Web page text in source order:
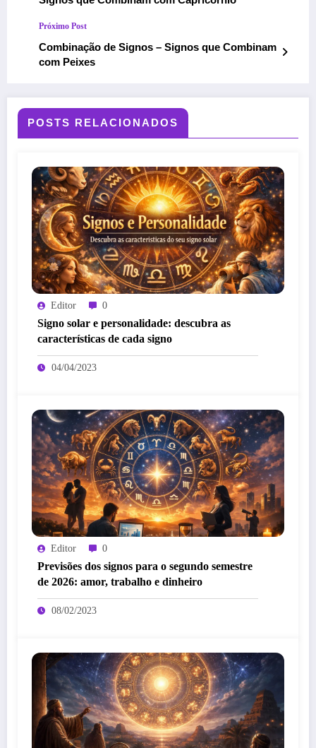
Próximo Post
Combinação de Signos – Signos que Combinam
com Peixes
POSTS RELACIONADOS
Editor 0
Signo solar e personalidade: descubra as
características de cada signo
04/04/2023
Editor 0
Previsões dos signos para o segundo semestre
de 2026: amor, trabalho e dinheiro
08/02/2023